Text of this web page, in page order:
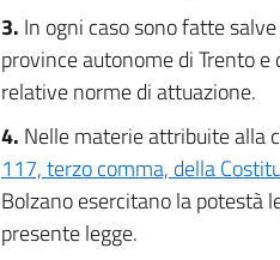
3. In ogni caso sono fatte
province autonome di Trento
relative norme di attuazione.
4. Nelle materie attribuite alla
117, terzo comma, della
Bolzano esercitano la potestà
presente legge.